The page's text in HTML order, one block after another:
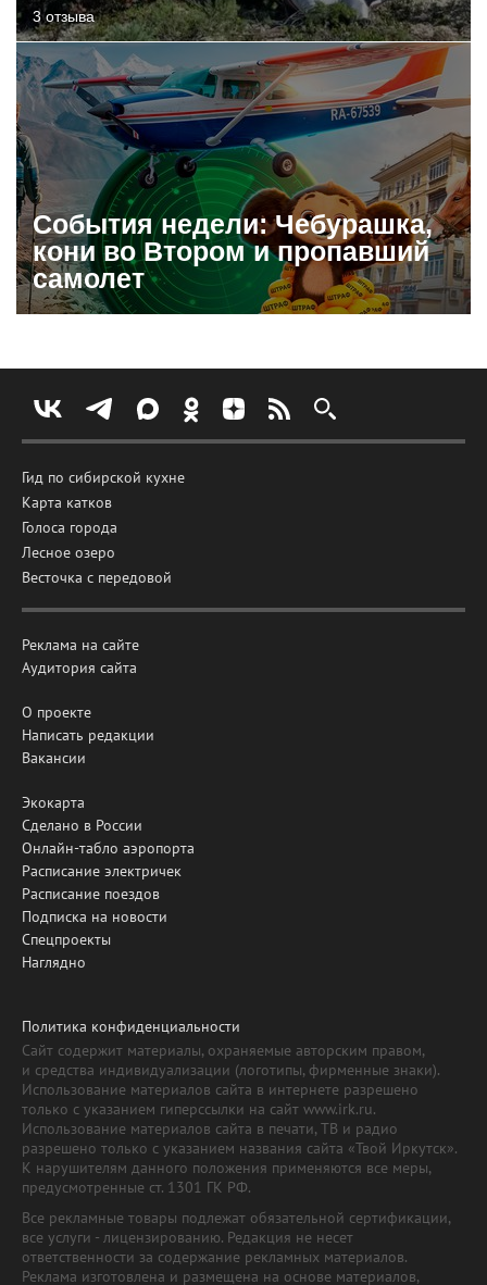
3 отзыва
События недели: Чебурашка,
кони во Втором и пропавший
самолет
Гид по сибирской кухне
Карта катков
Голоса города
Лесное озеро
Весточка с передовой
Реклама на сайте
Аудитория сайта
О проекте
Написать редакции
Вакансии
Экокарта
Сделано в России
Онлайн-табло аэропорта
Расписание электричек
Расписание поездов
Подписка на новости
Спецпроекты
Наглядно
Политика конфиденциальности
Сайт содержит материалы, охраняемые авторским правом,
и средства индивидуализации (логотипы, фирменные знаки).
Использование материалов сайта в интернете разрешено
только с указанием гиперссылки на сайт www.irk.ru.
Использование материалов сайта в печати, ТВ и радио
разрешено только с указанием названия сайта «Твой Иркутск».
К нарушителям данного положения применяются все меры,
предусмотренные ст. 1301 ГК РФ.
Все рекламные товары подлежат обязательной сертификации,
все услуги - лицензированию. Редакция не несет
ответственности за содержание рекламных материалов.
Реклама изготовлена и размещена на основе материалов,